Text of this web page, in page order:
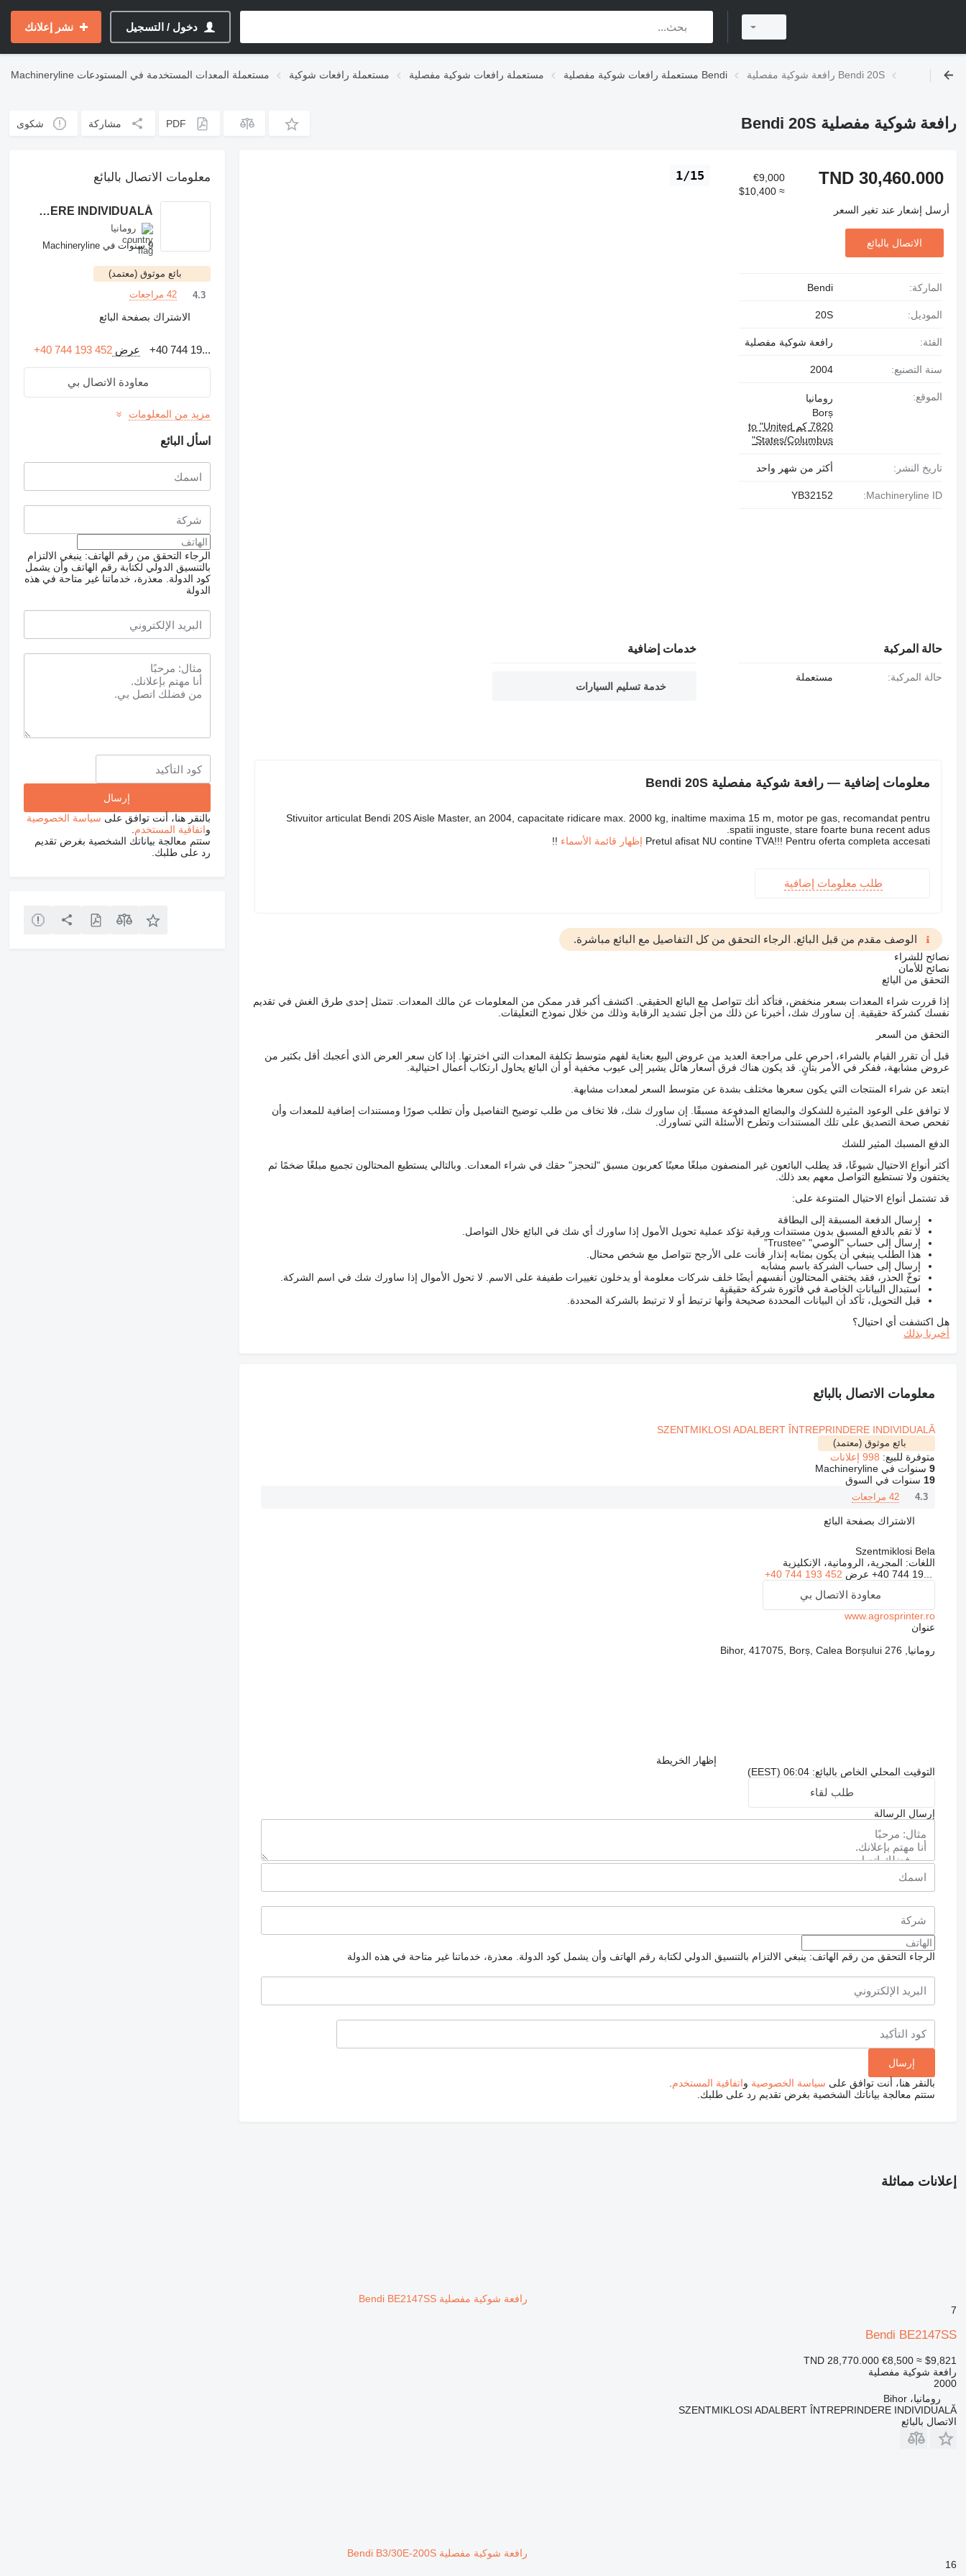
دخول / التسجيل نشر إعلانك
Machineryline مستعملة المعدات المستخدمة في المستودعات مستعملة رافعات شوكية مستعملة رافعات شوكية مفصلية مستعملة رافعات شوكية مفصلية Bendi رافعة شوكية مفصلية Bendi 20S
رافعة شوكية مفصلية Bendi 20S PDF مشاركة شكوى
1/15 TND 30,460.000
€9,000
≈ $10,400
أرسل إشعار عند تغير السعر
الاتصال بالبائع
الماركة: Bendi
الموديل: 20S
الفئة: رافعة شوكية مفصلية
سنة التصنيع: 2004
الموقع:
رومانيا
Borș
7820 كم to "United
States/Columbus"
تاريخ النشر: أكثر من شهر واحد
Machineryline ID:
YB32152
حالة المركبة
حالة المركبة: مستعملة
خدمات إضافية
خدمة تسليم السيارات
معلومات إضافية — رافعة شوكية مفصلية Bendi 20S
Stivuitor articulat Bendi 20S Aisle Master, an 2004, capacitate ridicare max. 2000 kg, inaltime maxima 15 m, motor pe gas, recomandat pentru
spatii inguste, stare foarte buna recent adus.
Pretul afisat NU contine TVA!!! Pentru oferta completa accesati إظهار قائمة الأسماء !!
طلب معلومات إضافية
الوصف مقدم من قبل البائع. الرجاء التحقق من كل التفاصيل مع البائع مباشرة.
نصائح للشراء
نصائح للأمان
التحقق من البائع
إذا قررت شراء المعدات بسعر منخفض، فتأكد أنك تتواصل مع البائع الحقيقي. اكتشف أكبر قدر ممكن من المعلومات عن مالك المعدات. تتمثل إحدى طرق الغش في تقديم
نفسك كشركة حقيقية. إن ساورك شك، أخبرنا عن ذلك من أجل تشديد الرقابة وذلك من خلال نموذج التعليقات.
التحقق من السعر
قبل أن تقرر القيام بالشراء، احرص على مراجعة العديد من عروض البيع بعناية لفهم متوسط تكلفة المعدات التي اخترتها. إذا كان سعر العرض الذي أعجبك أقل بكثير من
عروض مشابهة، ففكر في الأمر بتأنٍ. قد يكون هناك فرق أسعار هائل يشير إلى عيوب مخفية أو أن البائع يحاول ارتكاب أعمال احتيالية.
ابتعد عن شراء المنتجات التي يكون سعرها مختلف بشدة عن متوسط السعر لمعدات مشابهة.
لا توافق على الوعود المثيرة للشكوك والبضائع المدفوعة مسبقًا. إن ساورك شك، فلا تخاف من طلب توضيح التفاصيل وأن تطلب صورًا ومستندات إضافية للمعدات وأن
تفحص صحة التصديق على تلك المستندات وتطرح الأسئلة التي تساورك.
الدفع المسبك المثير للشك
أكثر أنواع الاحتيال شيوعًا، قد يطلب البائعون غير المنصفون مبلغًا معينًا كعربون مسبق "لتحجز" حقك في شراء المعدات. وبالتالي يستطيع المحتالون تجميع مبلغًا ضخمًا ثم
يختفون ولا تستطيع التواصل معهم بعد ذلك.
قد تشتمل أنواع الاحتيال المتنوعة على:
إرسال الدفعة المسبقة إلى البطاقة
لا تقم بالدفع المسبق بدون مستندات ورقية تؤكد عملية تحويل الأمول إذا ساورك أي شك في البائع خلال التواصل.
إرسال إلى حساب "الوصي" “Trustee”
هذا الطلب ينبغي أن يكون بمثابه إنذار فأنت على الأرجح تتواصل مع شخص محتال.
إرسال إلى حساب الشركة باسم مشابه
توخّ الحذر، فقد يختفي المحتالون أنفسهم أيضًا خلف شركات معلومة أو يدخلون تغييرات طفيفة على الاسم. لا تحول الأموال إذا ساورك شك في اسم الشركة.
استبدال البيانات الخاصة في فاتورة شركة حقيقية
قبل التحويل، تأكد أن البيانات المحددة صحيحة وأنها ترتبط أو لا ترتبط بالشركة المحددة.
هل اكتشفت أي احتيال؟
أخبرنا بذلك
معلومات الاتصال بالبائع
SZENTMIKLOSI ADALBERT ÎNTREPRINDERE INDIVIDUALĂ
بائع موثوق (معتمد)
متوفرة للبيع: 998 إعلانات
9سنوات في Machineryline
19 سنوات في السوق
4.3 42 مراجعات
الاشتراك بصفحة البائع
Szentmiklosi Bela
اللغات: المجرية، الرومانية، الإنكليزية
+40 744 19... عرض +40 744 193 452
معاودة الاتصال بي
www.agrosprinter.ro
عنوان
رومانيا, Bihor, 417075, Borș, Calea Borșului 276
إظهار الخريطة
التوقيت المحلي الخاص بالبائع: 06:04 (EEST)
طلب لقاء
إرسال الرسالة
الرجاء التحقق من رقم الهاتف: ينبغي الالتزام بالتنسيق الدولي لكتابة رقم الهاتف وأن يشمل كود الدولة. معذرة، خدماتنا غير متاحة في هذه الدولة
بالنقر هنا، أنت توافق على سياسة الخصوصية واتفاقية المستخدم
ستتم معالجة بياناتك الشخصية بغرض تقديم رد على طلبك.
معلومات الاتصال بالبائع
SZENTMIKLOSI ADALBERT ÎNTREPRINDERE INDIVIDUALĂ
رومانيا
9 سنوات في Machineryline
بائع موثوق (معتمد)
4.3
42 مراجعات
الاشتراك بصفحة البائع
+40 744 19... عرض+40 744 193 452
معاودة الاتصال بي
مزيد من المعلومات
اسأل البائع
الرجاء التحقق من رقم الهاتف: ينبغي الالتزام
بالتنسيق الدولي لكتابة رقم الهاتف وأن يشمل
كود الدولة.
معذرة، خدماتنا غير متاحة في هذه
الدولة
بالنقر هنا، أنت توافق على سياسة الخصوصية
واتفاقية المستخدم
ستتم معالجة بياناتك الشخصية بغرض تقديم
رد على طلبك.
إعلانات مماثلة
رافعة شوكية مفصلية Bendi BE2147SS
7
Bendi BE2147SS
TND 28,770.000 €8,500 ≈ $9,821
رافعة شوكية مفصلية
2000
رومانيا، Bihor
SZENTMIKLOSI ADALBERT ÎNTREPRINDERE INDIVIDUALĂ
الاتصال بالبائع
رافعة شوكية مفصلية Bendi B3/30E-200S
16